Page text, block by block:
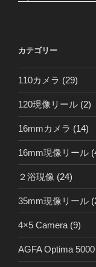
カテゴリー
110カメラ (29)
120現像リール (2)
16mmカメラ (14)
16mm現像リール
２浴現像 (24)
35mm現像リール
4×5 Camera (9)
AGFA Optima 5000